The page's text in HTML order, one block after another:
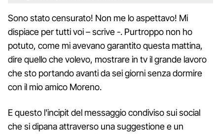
Sono stato censurato! Non me lo aspettavo! Mi
dispiace per tutti voi – scrive -. Purtroppo non ho
potuto, come mi avevano garantito questa mattina,
dire quello che volevo, mostrare in tv il grande lavoro
che sto portando avanti da sei giorni senza dormire
con il mio amico Moreno.
E questo l'incipit del messaggio condiviso sui social
che si dipana attraverso una suggestione e un